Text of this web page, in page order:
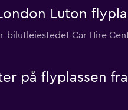
Luton
Car Hire
på flyplassen